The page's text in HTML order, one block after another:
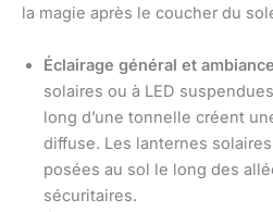
la magie après le coucher du
Éclairage général et
solaires ou à LED
long d’une tonnelle créent
diffuse. Les lanternes
posées au sol le long des
sécuritaires.